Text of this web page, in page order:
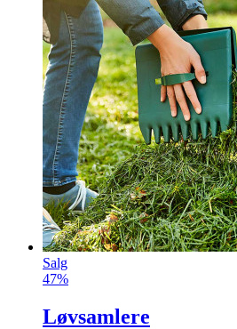
Salg
47%
Løvsamlere